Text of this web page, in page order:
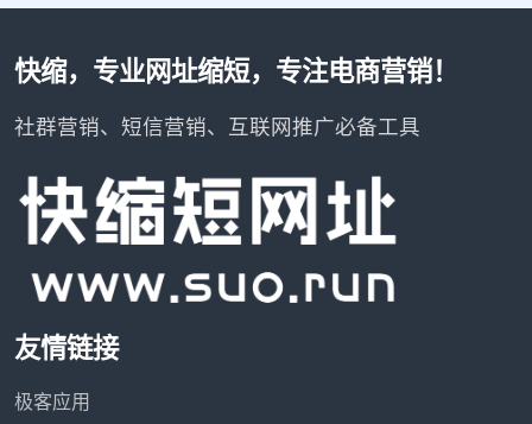
快缩，专业网址缩短，专注电商营销！
社群营销、短信营销、互联网推广必备工具
友情链接
极客应用